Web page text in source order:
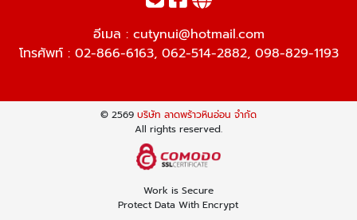
อีเมล : cutynui@hotmail.com
โทรศัพท์ : 02-866-6163, 062-514-2882, 098-829-1193
© 2569 บริษัท ลาดพร้าวหินอ่อน จำกัด
All rights reserved.
Work is Secure
Protect Data With Encrypt